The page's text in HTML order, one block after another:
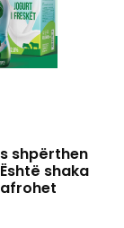
shpërthen
shaka
afrohet